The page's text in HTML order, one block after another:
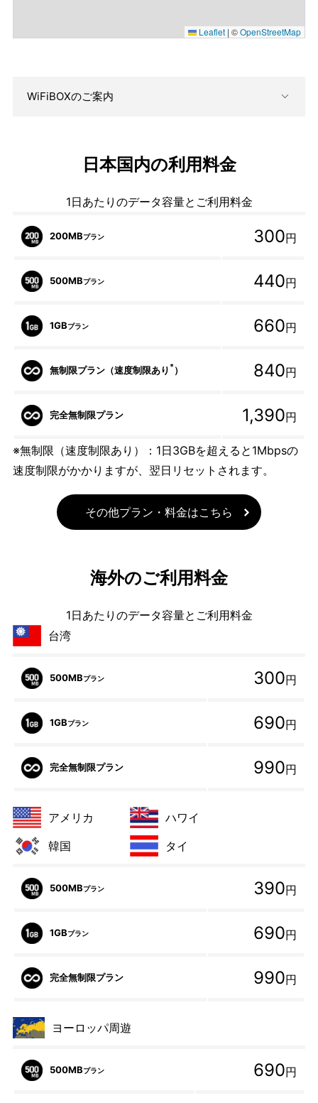
Leaflet | ©OpenStreetMap
WiFiBOXのご案内
日本国内の利用料金
1日あたりのデータ容量とご利用料金
200MBプラン 300円
500MBプラン 440円
1GBプラン 660円
無制限プラン（速度制限あり * ） 840円
完全無制限プラン 1,390円
※無制限（速度制限あり）：1日3GBを超えると1Mbpsの
速度制限がかかりますが、翌日リセットされます。
その他プラン・料金はこちら
海外のご利用料金
1日あたりのデータ容量とご利用料金
台湾
500MBプラン 300円
1GBプラン 690円
完全無制限プラン 990円
アメリカ
ハワイ
韓国
タイ
500MBプラン 390円
1GBプラン 690円
完全無制限プラン 990円
ヨーロッパ周遊
500MBプラン 690円